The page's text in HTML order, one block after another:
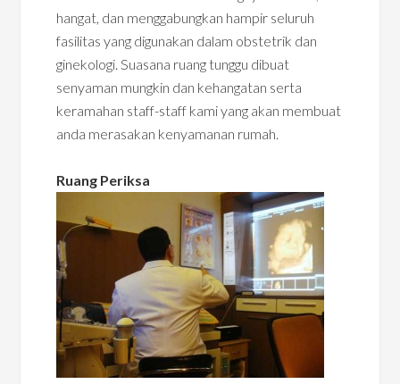
hangat, dan menggabungkan hampir seluruh
fasilitas yang digunakan dalam obstetrik dan
ginekologi. Suasana ruang tunggu dibuat
senyaman mungkin dan kehangatan serta
keramahan staff-staff kami yang akan membuat
anda merasakan kenyamanan rumah.
Ruang Periksa